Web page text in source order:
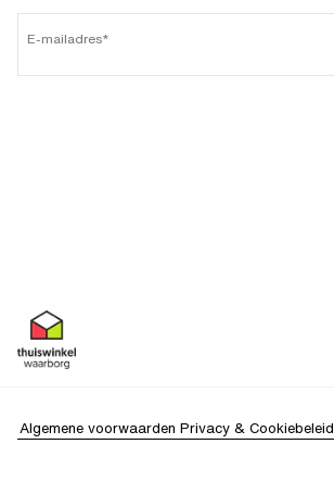
E-mailadres
Algemene voorwaarden Privacy & Cookiebeleid